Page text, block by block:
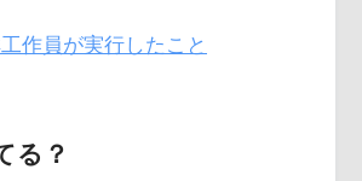
作員が実行したこと
る？